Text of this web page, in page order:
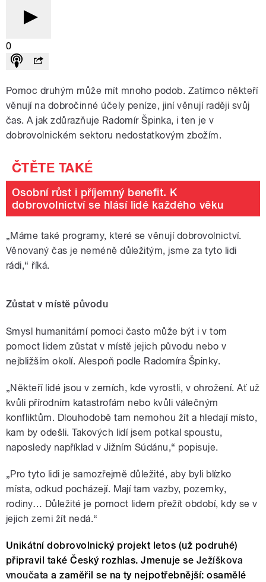
0
Pomoc druhým může mít mnoho podob. Zatímco někteří
věnují na dobročinné účely peníze, jiní věnují raději svůj
čas. A jak zdůrazňuje Radomír Špinka, i ten je v
dobrovolnickém sektoru nedostatkovým zbožím.
Osobní růst i příjemný benefit. K
dobrovolnictví se hlásí lidé každého věku
„Máme také programy, které se věnují dobrovolnictví.
Věnovaný čas je neméně důležitým, jsme za tyto lidi
rádi,“ říká.
Zůstat v místě původu
Smysl humanitární pomoci často může být i v tom
pomoct lidem zůstat v místě jejich původu nebo v
nejbližším okolí. Alespoň podle Radomíra Špinky.
„Někteří lidé jsou v zemích, kde vyrostli, v ohrožení. Ať už
kvůli přírodním katastrofám nebo kvůli válečným
konfliktům. Dlouhodobě tam nemohou žít a hledají místo,
kam by odešli. Takových lidí jsem potkal spoustu,
naposledy například v Jižním Súdánu,“ popisuje.
„Pro tyto lidi je samozřejmě důležité, aby byli blízko
místa, odkud pocházejí. Mají tam vazby, pozemky,
rodiny… Důležité je pomoct lidem přežít období, kdy se v
jejich zemi žít nedá.“
Unikátní dobrovolnický projekt letos (už podruhé)
připravil také Český rozhlas. Jmenuje se Ježíškova
vnoučata a zaměřil se na ty nejpotřebnější: osamělé